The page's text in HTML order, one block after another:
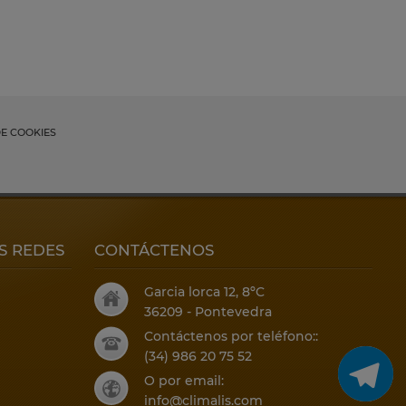
COOKIES
REDES CONTÁCTENOS
Garcia lorca 12, 8ºC
36209 - Pontevedra
Contáctenos por teléfono::
(34) 986 20 75 52
O por email:
info@climalis.com